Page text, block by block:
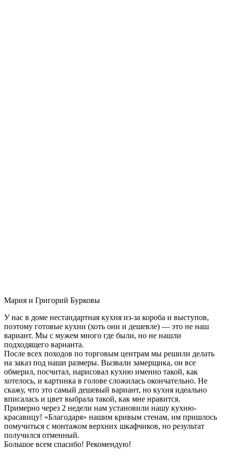
Мария и Григорий Бурковы
У нас в доме нестандартная кухня из-за короба и выступов,
поэтому готовые кухни (хоть они и дешевле) — это не наш
вариант. Мы с мужем много где были, но не нашли
подходящего варианта.
После всех походов по торговым центрам мы решили делать
на заказ под наши размеры. Вызвали замерщика, он все
обмерил, посчитал, нарисовал кухню именно такой, как
хотелось, и картинка в голове сложилась окончательно. Не
скажу, что это самый дешевый вариант, но кухня идеально
вписалась и цвет выбрала такой, как мне нравится.
Примерно через 2 недели нам установили нашу кухню-
красавицу! «Благодаря» нашим кривым стенам, им пришлось
помучиться с монтажом верхних шкафчиков, но результат
получился отменный.
Большое всем спасибо! Рекомендую!